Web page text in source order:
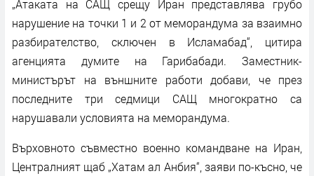
„Атаката на САЩ срещу Иран представлява грубо
нарушение на точки 1 и 2 от меморандума за взаимно
разбирателство, сключен в Исламабад“, цитира
агенцията думите на Гарибабади. Заместник-
министърът на външните работи добави, че през
последните три седмици САЩ многократно са
нарушавали условията на меморандума.
Върховното съвместно военно командване на Иран,
Централният щаб „Хатам ал Анбия“, заяви по-късно, че